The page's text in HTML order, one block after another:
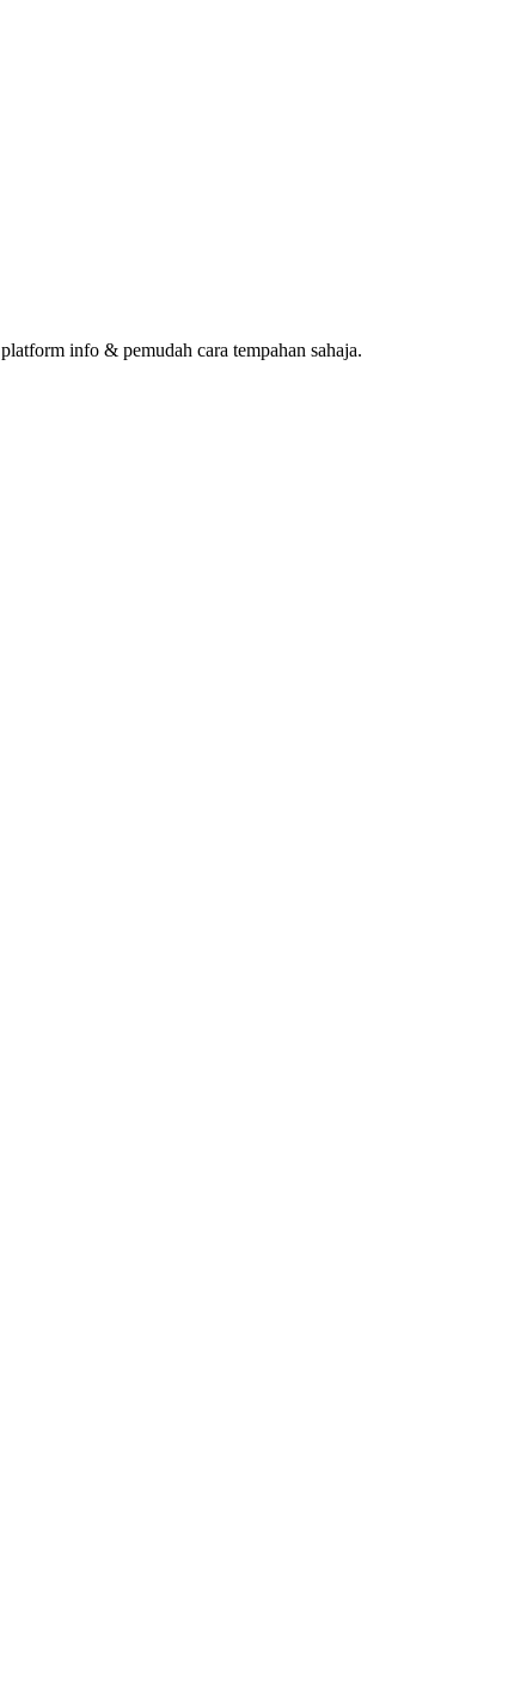
info & pemudah cara tempahan sahaja.